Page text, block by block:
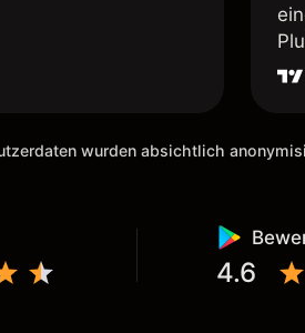
wurden absichtlich
4.6